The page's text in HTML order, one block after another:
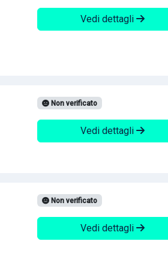
Vedi dettagli
Non verificato
Vedi dettagli
Non verificato
Vedi dettagli